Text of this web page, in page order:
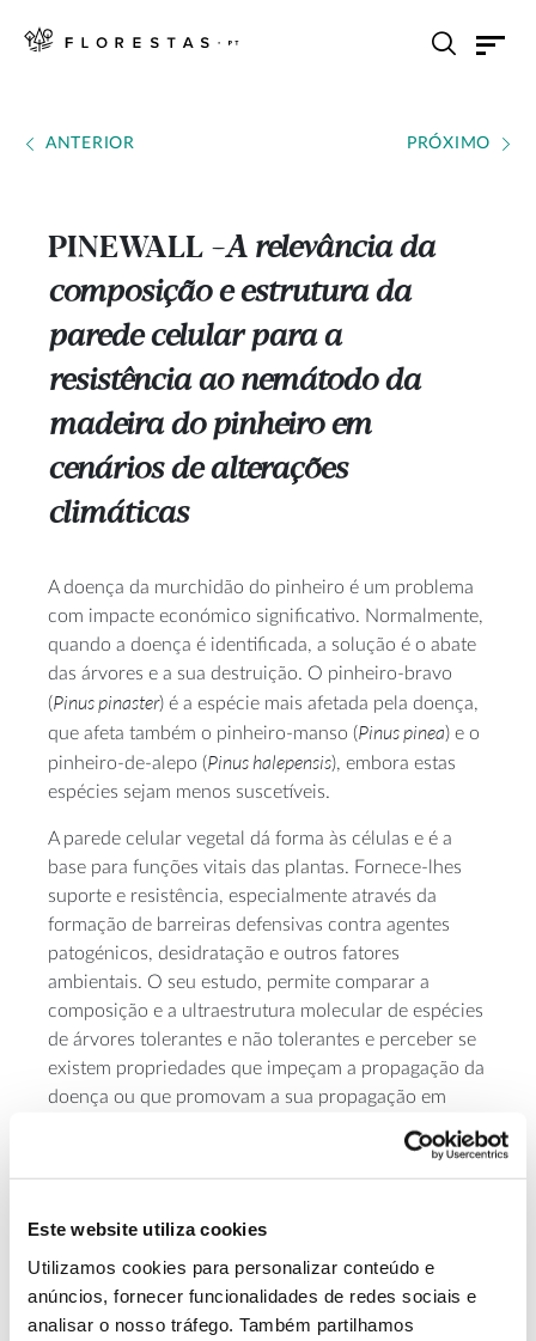
Este website utiliza cookies
Utilizamos cookies para personalizar conteúdo e
anúncios, fornecer funcionalidades de redes sociais e
analisar o nosso tráfego. Também partilhamos
ANTERIOR PRÓXIMO
PINEWALL --- A relevância da
composição e estrutura da
parede celular para a
resistência ao nemátodo da
madeira do pinheiro em
cenários de alterações
climáticas
A doença da murchidão do pinheiro é um problema
com impacte económico significativo. Normalmente,
quando a doença é identificada, a solução é o abate
das árvores e a sua destruição. O pinheiro-bravo
(Pinus pinaster) é a espécie mais afetada pela doença,
que afeta também o pinheiro-manso (Pinus pinea) e o
pinheiro-de-alepo (Pinus halepensis), embora estas
espécies sejam menos suscetíveis.
A parede celular vegetal dá forma às células e é a
base para funções vitais das plantas. Fornece-lhes
suporte e resistência, especialmente através da
formação de barreiras defensivas contra agentes
patogénicos, desidratação e outros fatores
ambientais. O seu estudo, permite comparar a
composição e a ultraestrutura molecular de espécies
de árvores tolerantes e não tolerantes e perceber se
existem propriedades que impeçam a propagação da
doença ou que promovam a sua propagação em
previsão de suscetibilidade à doença relativamente
às alterações climáticas (usando modelos climáticos)
e trabalhar no melhoramento de espécies, criando
pinheiros resistentes à doença da murchidão